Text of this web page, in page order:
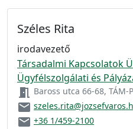
Széles Rita
irodavezető
Társadalmi Kapcsolatok
Ügyfélszolgálati és
meeting_room Baross utca 66-68, TÁM-
email
email +36 1/459-2100